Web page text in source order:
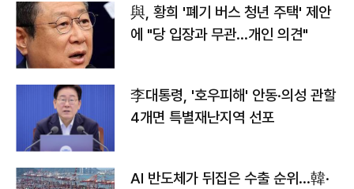
與, 황희 '폐기 버스 청년 주택' 제안
에 "당 입장과 무관…개인 의견"
李대통령, '호우피해' 안동·의성 관할
4개면 특별재난지역 선포
AI 반도체가 뒤집은 수출 순위…韓·